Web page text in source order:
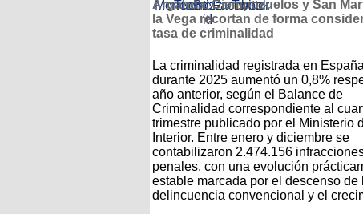
Arganda, Ciempozuelos y San
la Vega recortan de forma
tasa de criminalidad
La criminalidad registrada en España
durante 2025 aumentó un 0,8%
año anterior, según el Balance de
Criminalidad correspondiente al
trimestre publicado por el Ministerio
Interior. Entre enero y diciembre se
contabilizaron 2.474.156
penales, con una evolución
estable marcada por el descenso de
delincuencia convencional y el